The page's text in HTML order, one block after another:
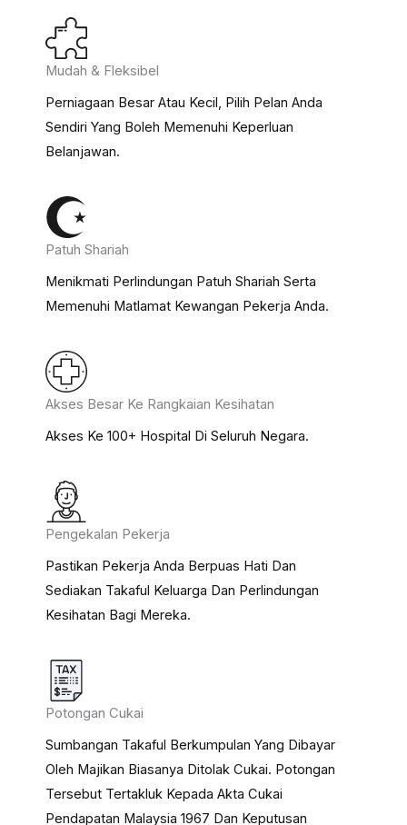
Mudah & Fleksibel
Perniagaan Besar Atau Kecil, Pilih Pelan Anda
Sendiri Yang Boleh Memenuhi Keperluan
Belanjawan.
Patuh Shariah
Menikmati Perlindungan Patuh Shariah Serta
Memenuhi Matlamat Kewangan Pekerja Anda.
Akses Besar Ke Rangkaian Kesihatan
Akses Ke 100+ Hospital Di Seluruh Negara.
Pengekalan Pekerja
Pastikan Pekerja Anda Berpuas Hati Dan
Sediakan Takaful Keluarga Dan Perlindungan
Kesihatan Bagi Mereka.
Potongan Cukai
Sumbangan Takaful Berkumpulan Yang Dibayar
Oleh Majikan Biasanya Ditolak Cukai. Potongan
Tersebut Tertakluk Kepada Akta Cukai
Pendapatan Malaysia 1967 Dan Keputusan